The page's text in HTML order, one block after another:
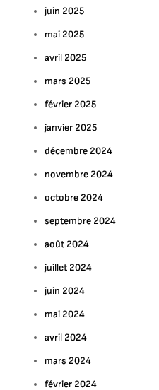
juin 2025
mai 2025
avril 2025
mars 2025
février 2025
janvier 2025
décembre 2024
novembre 2024
octobre 2024
septembre 2024
août 2024
juillet 2024
juin 2024
mai 2024
avril 2024
mars 2024
février 2024